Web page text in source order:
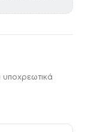
υποχρεωτικά